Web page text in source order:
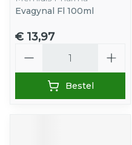
Evagynal Fl 100ml
€ 13,97
Bestel